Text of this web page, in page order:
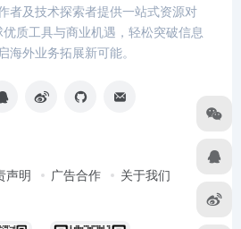
者及技术探索者提供一站式资源对
质工具与商业机遇，轻松突破信息
海外业务拓展新可能。
声明 广告合作 关于我们